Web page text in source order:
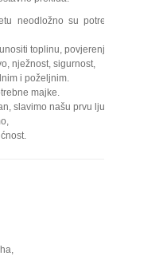
neodložno su potrebne
toplinu, povjerenje,
nježnost, sigurnost,
i poželjnim.
majke.
slavimo našu prvu ljubav